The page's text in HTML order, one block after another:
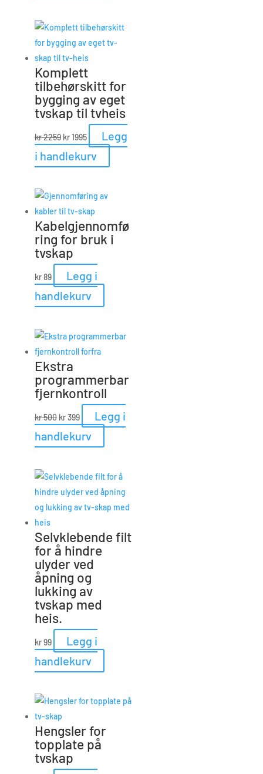
Komplett
tilbehørskitt for
bygging av eget
tvskap til tvheis
kr2259 Opprinnelig
pris
var:
kr1995Nåværende
pris
er:
Legg
i handlekurv
Kabelgjennomfø
ring for bruk i
tvskap
kr89
Legg i
handlekurv
Ekstra
programmerbar
fjernkontroll
kr500 Opprinnelig
pris
var:
kr399Nåværende
pris
er:
Legg i
handlekurv
Selvklebende filt
for å hindre
ulyder ved
åpning og
lukking av
tvskap med
heis.
kr99
Legg i
handlekurv
Hengsler for
topplate på
tvskap